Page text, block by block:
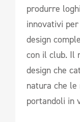
produrre
innovativi
design
con il club. Il
design che
natura che
portandoli in